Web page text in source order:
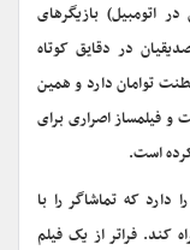
اتومبیل) بازیگرهای
در دقایق کوتاه
توامان دارد و همین
اصراری برای
است.
را دارد که تماشاگر را با
کند. فراتر از یک فیلم